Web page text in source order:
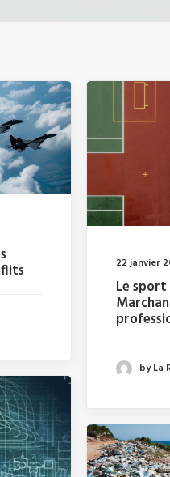
22 janvier
Le sport
by La